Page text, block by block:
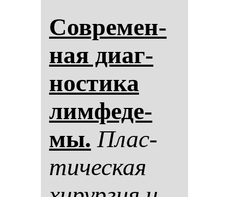
Сов­ре­мен­
ная ди­аг­
нос­ти­ка
лим­фе­де­
мы. Плас­
ти­чес­кая